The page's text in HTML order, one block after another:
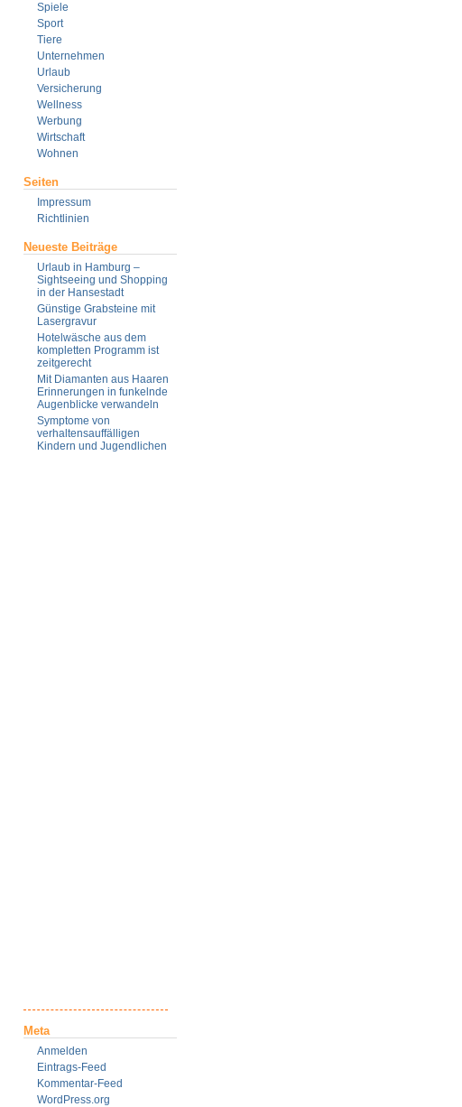
Spiele
Sport
Tiere
Unternehmen
Urlaub
Versicherung
Wellness
Werbung
Wirtschaft
Wohnen
Seiten
Impressum
Richtlinien
Neueste Beiträge
Urlaub in Hamburg –
Sightseeing und Shopping
in der Hansestadt
Günstige Grabsteine mit
Lasergravur
Hotelwäsche aus dem
kompletten Programm ist
zeitgerecht
Mit Diamanten aus Haaren
Erinnerungen in funkelnde
Augenblicke verwandeln
Symptome von
verhaltensauffälligen
Kindern und Jugendlichen
Meta
Anmelden
Eintrags-Feed
Kommentar-Feed
WordPress.org